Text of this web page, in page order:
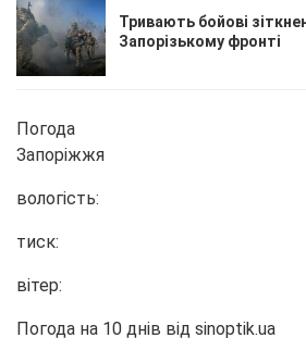
Тривають бойові
Запорізькому фронті
Погода
Запоріжжя
вологість:
тиск:
вітер:
Погода на 10 днів від sinoptik.ua